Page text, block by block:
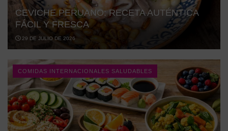
CEVICHE PERUANO: RECETA AUTÉNTICA
FÁCIL Y FRESCA
29 DE JULIO DE 2026
COMIDAS INTERNACIONALES SALUDABLES